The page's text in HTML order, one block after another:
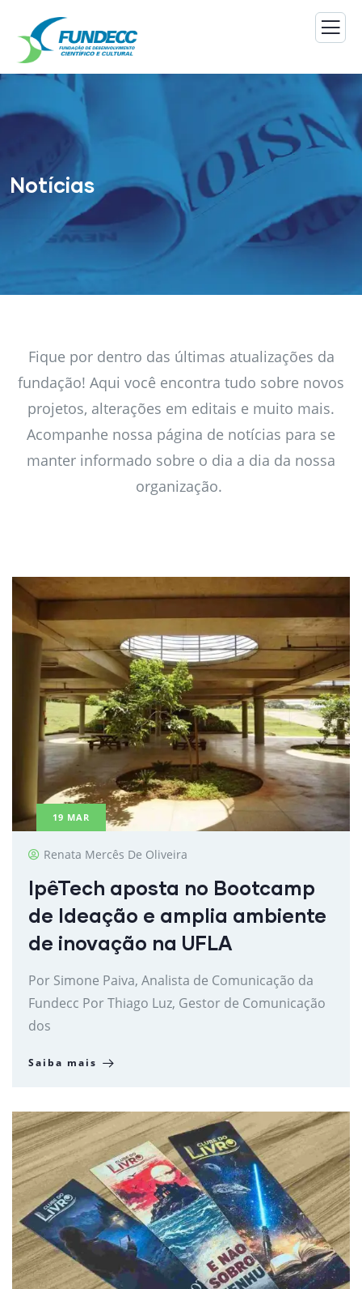
Notícias
Fique por dentro das últimas atualizações da
fundação! Aqui você encontra tudo sobre novos
projetos, alterações em editais e muito mais.
Acompanhe nossa página de notícias para se
manter informado sobre o dia a dia da nossa
organização. ​
19 MAR
Renata Mercês De Oliveira
IpêTech aposta no Bootcamp
de Ideação e amplia ambiente
de inovação na UFLA
Por Simone Paiva, Analista de Comunicação da
Fundecc Por Thiago Luz, Gestor de Comunicação
dos
Saiba mais